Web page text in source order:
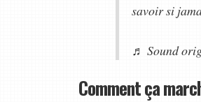
savoir si
♬ Sound
Comment ça